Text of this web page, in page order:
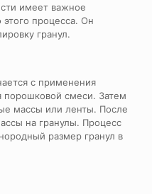
имеет важное
процесса. Он
гранул.
с применения
порошковой смеси. Затем
массы или ленты. После
на гранулы. Процесс
размер гранул в